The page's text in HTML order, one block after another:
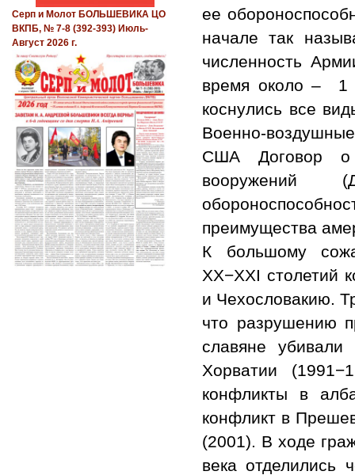
ее
начале так
численность
время около – 1
коснулись все
Военно-
США Договор о
вооружений
преимущества
К большому
XX−XXI столетий
и Чехословакию.
что разрушению
славяне
Хорватии
конфликты в
конфликт в
(2001). В ходе
века отделились
Серп и Молот БОЛЬШЕВИКА ЦО
ВКПБ, № 7-8 (392-393) Июль-
Август 2026 г.